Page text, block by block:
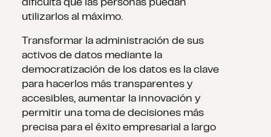
dificulta que las personas puedan
utilizarlos al máximo.
Transformar la administración de sus
activos de datos mediante la
democratización de los datos es la clave
para hacerlos más transparentes y
accesibles, aumentar la innovación y
permitir una toma de decisiones más
precisa para el éxito empresarial a largo